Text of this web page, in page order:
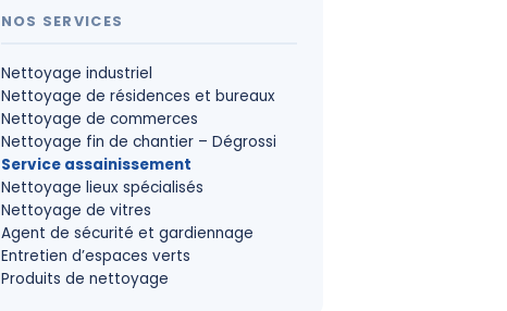
NOS SERVICES
Nettoyage industriel
Nettoyage de résidences et bureaux
Nettoyage de commerces
Nettoyage fin de chantier – Dégrossi
Service assainissement
Nettoyage lieux spécialisés
Nettoyage de vitres
Agent de sécurité et gardiennage
Entretien d’espaces verts
Produits de nettoyage